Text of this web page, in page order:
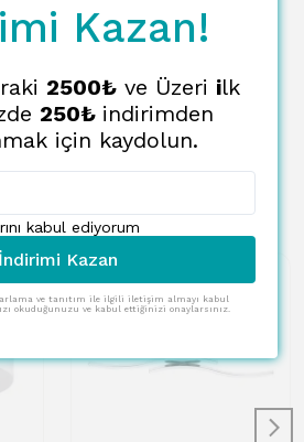
Kazan!
2500₺ve Üzeri ilk
250₺ indirimden
için kaydolun.
kabul ediyorum
İndirimi Kazan
ve tanıtım ile ilgili iletişim almayı kabul
okuduğunuzu ve kabul ettiğinizi onaylarsınız.